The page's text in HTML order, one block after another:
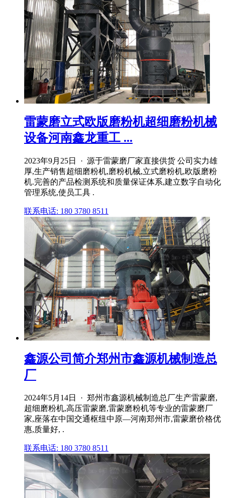
雷蒙磨立式欧版磨粉机超细磨粉机械
设备河南鑫龙重工 ...
2023年9月25日 · 源于雷蒙磨厂家直接供货 公司实力雄
厚,生产销售超细磨粉机,磨粉机械,立式磨粉机,欧版磨粉
机.完善的产品检测系统和质量保证体系,建立数字自动化
管理系统,使员工具 .
联系电话: 180 3780 8511
鑫源公司简介郑州市鑫源机械制造总
厂
2024年5月14日 · 郑州市鑫源机械制造总厂生产雷蒙磨,
超细磨粉机,高压雷蒙磨,雷蒙磨粉机等专业的雷蒙磨厂
家,座落在中国交通枢纽中原—河南郑州市,雷蒙磨价格优
惠,质量好, .
联系电话: 180 3780 8511